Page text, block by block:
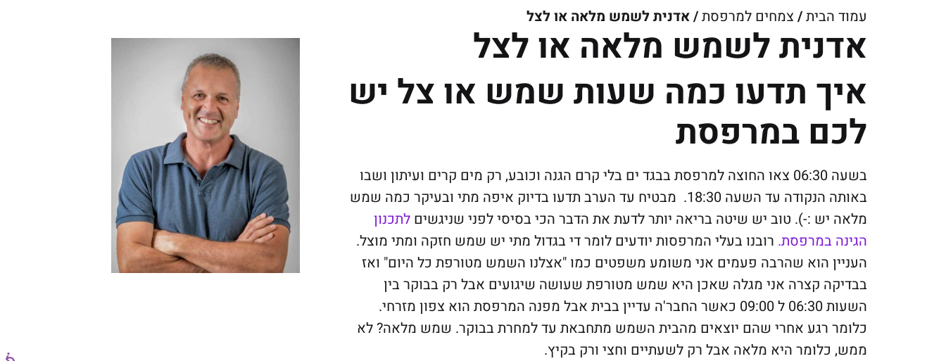
עמוד הבית/ צמחים למרפסת/ אדנית לשמש מלאה או לצל
אדנית לשמש מלאה או לצל
איך תדעו כמה שעות שמש או צל יש
לכם במרפסת
בשעה 06:30 צאו החוצה למרפסת בבגד ים בלי קרם הגנה וכובע, רק מים קרים ועיתון ושבו
באותה הנקודה עד השעה 18:30. מבטיח עד הערב תדעו בדיוק איפה מתי ובעיקר כמה שמש
מלאה יש :-). טוב יש שיטה בריאה יותר לדעת את הדבר הכי בסיסי לפני שניגשיםלתכנון
הגינה במרפסת. רובנו בעלי המרפסות יודעים לומר די בגדול מתי יש שמש חזקה ומתי מוצל.
העניין הוא שהרבה פעמים אני משומע משפטים כמו "אצלנו השמש מטורפת כל היום" ואז
בבדיקה קצרה אני מגלה שאכן היא שמש מטורפת שעושה שיגועים אבל רק בבוקר בין
השעות 06:30 ל 09:00 כאשר החבר'ה עדיין בבית אבל מפנה המרפסת הוא צפון מזרחי.
כלומר רגע אחרי שהם יוצאים מהבית השמש מתחבאת עד למחרת בבוקר. שמש מלאה? לא
ממש, כלומר היא מלאה אבל רק לשעתיים וחצי ורק בקיץ.